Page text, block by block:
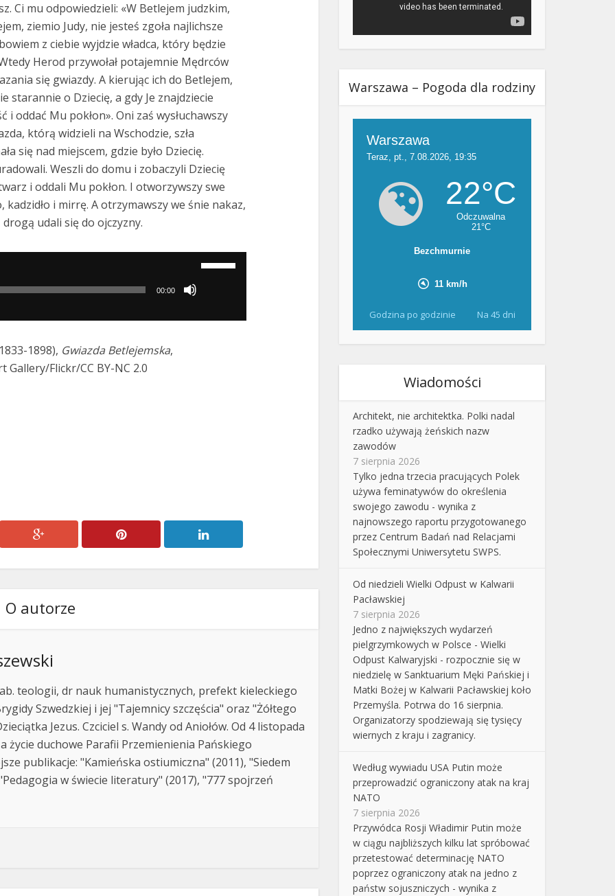
Ci mu odpowiedzieli: «W Betlejem judzkim,
ziemio Judy, nie jesteś zgoła najlichsze
z ciebie wyjdzie władca, który będzie
Herod przywołał potajemnie Mędrców
się gwiazdy. A kierując ich do Betlejem,
starannie o Dziecię, a gdy Je znajdziecie
i oddać Mu pokłon». Oni zaś wysłuchawszy
którą widzieli na Wschodzie, szła
się nad miejscem, gdzie było Dziecię.
Weszli do domu i zobaczyli Dziecię
i oddali Mu pokłon. I otworzywszy swe
i mirrę. A otrzymawszy we śnie nakaz,
udali się do ojczyzny.
00:00
1898), Gwiazda Betlejemska,
Flickr/CC BY-NC 2.0
O autorze
teologii, dr nauk humanistycznych, prefekt kieleckiego
Szwedzkiej i jej "Tajemnicy szczęścia" oraz "Żółtego
Jezus. Czciciel s. Wandy od Aniołów. Od 4 listopada
życie duchowe Parafii Przemienienia Pańskiego
publikacje: "Kamieńska ostiumiczna" (2011), "Siedem
w świecie literatury" (2017), "777 spojrzeń
Warszawa – Pogoda dla rodziny
Godzina po godzinie Na 45 dni
Wiadomości
Architekt, nie architektka. Polki nadal
rzadko używają żeńskich nazw
zawodów
7 sierpnia 2026
Tylko jedna trzecia pracujących Polek
używa feminatywów do określenia
swojego zawodu - wynika z
najnowszego raportu przygotowanego
przez Centrum Badań nad Relacjami
Społecznymi Uniwersytetu SWPS.
Od niedzieli Wielki Odpust w Kalwarii
Pacławskiej
7 sierpnia 2026
Jedno z największych wydarzeń
pielgrzymkowych w Polsce - Wielki
Odpust Kalwaryjski - rozpocznie się w
niedzielę w Sanktuarium Męki Pańskiej i
Matki Bożej w Kalwarii Pacławskiej koło
Przemyśla. Potrwa do 16 sierpnia.
Organizatorzy spodziewają się tysięcy
wiernych z kraju i zagranicy.
Według wywiadu USA Putin może
przeprowadzić ograniczony atak na kraj
NATO
7 sierpnia 2026
Przywódca Rosji Władimir Putin może
w ciągu najbliższych kilku lat spróbować
przetestować determinację NATO
poprzez ograniczony atak na jedno z
państw sojuszniczych - wynika z